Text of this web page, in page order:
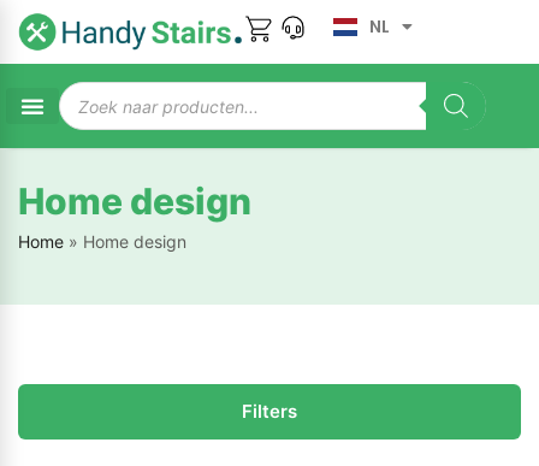
NL
Home design
Home » Home design
Filters